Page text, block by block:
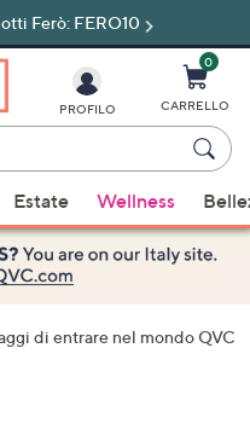
Ferò: FERO10
PROFILO
0
CARRELLO
Estate Wellness
di entrare nel mondo QVC